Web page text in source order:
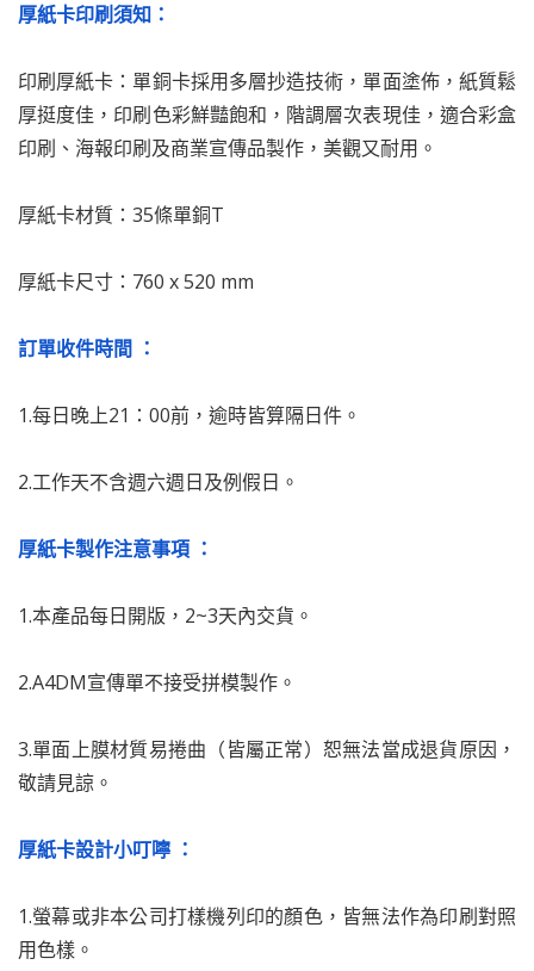
厚紙卡印刷須知：
印刷厚紙卡：單銅卡採用多層抄造技術，單面塗佈，紙質鬆
厚挺度佳，印刷色彩鮮豔飽和，階調層次表現佳，適合彩盒
印刷、海報印刷及商業宣傳品製作，美觀又耐用。
厚紙卡材質：35條單銅T
厚紙卡尺寸：760 x 520 mm
訂單收件時間 ：
1.每日晚上21：00前，逾時皆算隔日件。
2.工作天不含週六週日及例假日。
厚紙卡製作注意事項 ：
1.本產品每日開版，2~3天內交貨。
2.A4DM宣傳單不接受拼模製作。
3.單面上膜材質易捲曲（皆屬正常）恕無法當成退貨原因，
敬請見諒。
厚紙卡設計小叮嚀 ：
1.螢幕或非本公司打樣機列印的顏色，皆無法作為印刷對照
用色樣。